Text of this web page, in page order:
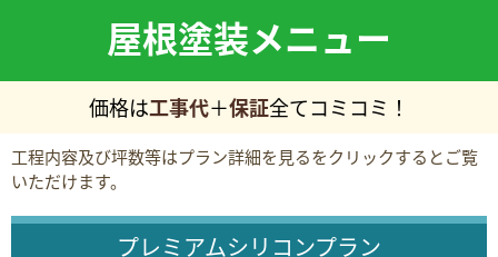
屋根塗装メニュー
価格は工事代＋保証全てコミコミ！
工程内容及び坪数等はプラン詳細を見るをクリックするとご覧
いただけます。
プレミアムシリコンプラン